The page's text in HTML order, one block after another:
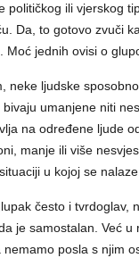
političkog ili vjerskog
Da, to gotovo zvuči
Moć jednih ovisi o
neke ljudske
umanjene niti
na određene ljude
manje ili više
u kojoj se nalaze.
često i tvrdoglav,
je samostalan. Već u
nemamo posla s njim